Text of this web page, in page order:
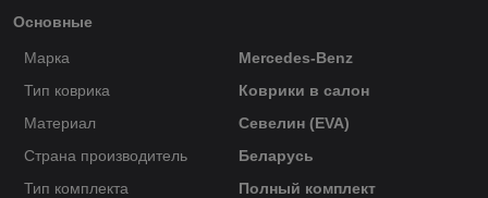
Основные
Марка
Mercedes-Benz
Тип коврика
Коврики в салон
Материал
Севелин (EVA)
Страна производитель
Беларусь
Тип комплекта
Полный комплект